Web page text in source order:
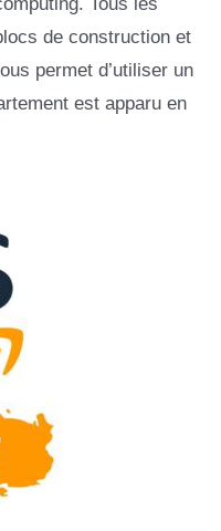
de construction et
permet d’utiliser un
est apparu en